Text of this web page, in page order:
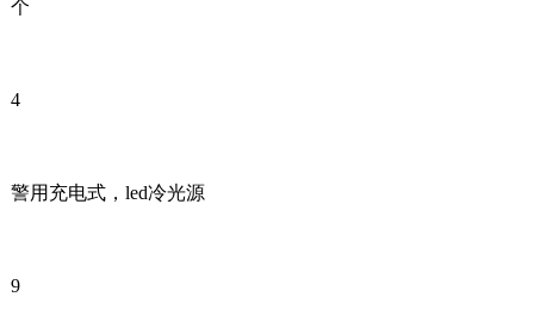
个
4
警用充电式，led冷光源
9